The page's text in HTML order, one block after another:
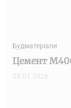
Будматеріали
Цемент
25.01.2026